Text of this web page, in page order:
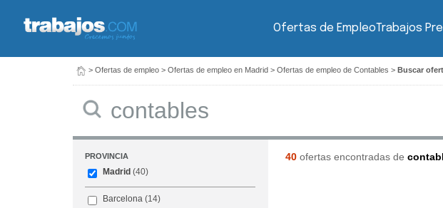
Ofertas de EmpleoTrabajos
> Ofertas de empleo > Ofertas de empleo en Madrid > Ofertas de empleo de Contables > Buscar
PROVINCIA
Madrid (40)
Barcelona (14)
40ofertas encontradas de